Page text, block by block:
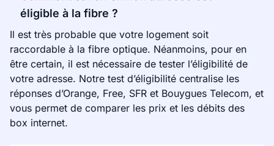
éligible à la fibre ?
Il est très probable que votre logement soit
raccordable à la fibre optique. Néanmoins, pour en
être certain, il est nécessaire de tester l’éligibilité de
votre adresse. Notre test d’éligibilité centralise les
réponses d’Orange, Free, SFR et Bouygues Telecom, et
vous permet de comparer les prix et les débits des
box internet.